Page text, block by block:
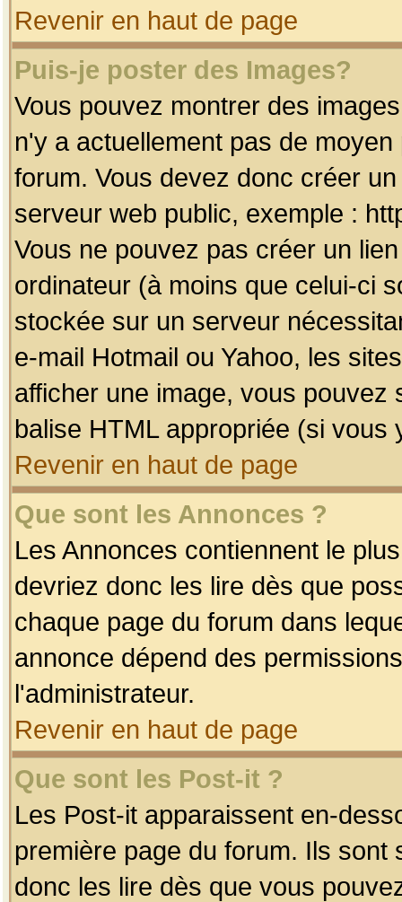
Revenir en haut de page
Puis-je poster des Images?
Vous pouvez montrer des
n'y a actuellement pas de
forum. Vous devez donc créer
serveur web public, exemple :
Vous ne pouvez pas créer un
ordinateur (à moins que celui-ci
stockée sur un serveur
e-mail Hotmail ou Yahoo, les
afficher une image, vous pouvez
balise HTML appropriée (si vous
Revenir en haut de page
Que sont les Annonces ?
Les Annonces contiennent le
devriez donc les lire dès que
chaque page du forum dans
annonce dépend des
l'administrateur.
Revenir en haut de page
Que sont les Post-it ?
Les Post-it apparaissent en-
première page du forum. Ils
donc les lire dès que vous